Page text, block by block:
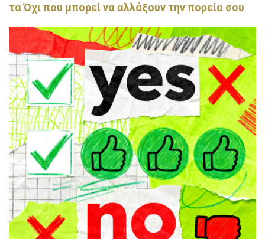
τα Όχι που μπορεί να αλλάξουν την πορεία σου